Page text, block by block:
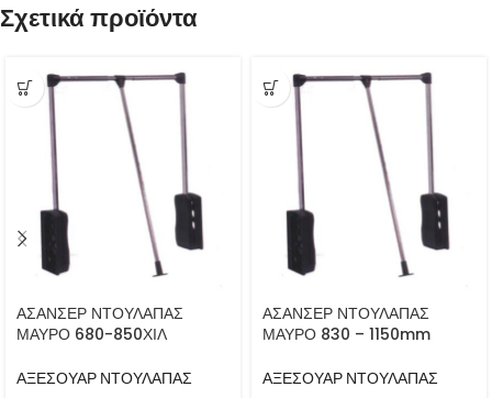
Σχετικά προϊόντα
ΑΣΑΝΣΕΡ ΝΤΟΥΛΑΠΑΣ
ΜΑΥΡΟ 680-850ΧΙΛ
ΑΞΕΣΟΥΑΡ ΝΤΟΥΛΑΠΑΣ
ΑΣΑΝΣΕΡ ΝΤΟΥΛΑΠΑΣ
ΜΑΥΡΟ 830 – 1150mm
ΑΞΕΣΟΥΑΡ ΝΤΟΥΛΑΠΑΣ